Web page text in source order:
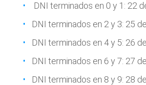
DNI terminados en 0 y 1: 22
DNI terminados en 2 y 3: 25
DNI terminados en 4 y 5: 26
DNI terminados en 6 y 7: 27
DNI terminados en 8 y 9: 28